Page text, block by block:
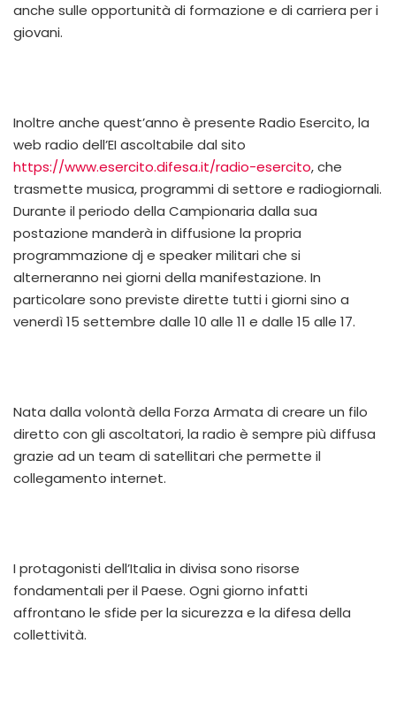
anche sulle opportunità di formazione e di carriera per i
giovani.
Inoltre anche quest’anno è presente Radio Esercito, la
web radio dell’EI ascoltabile dal sito
https://www.esercito.difesa.it/radio-esercito, che
trasmette musica, programmi di settore e radiogiornali.
Durante il periodo della Campionaria dalla sua
postazione manderà in diffusione la propria
programmazione dj e speaker militari che si
alterneranno nei giorni della manifestazione. In
particolare sono previste dirette tutti i giorni sino a
venerdì 15 settembre dalle 10 alle 11 e dalle 15 alle 17.
Nata dalla volontà della Forza Armata di creare un filo
diretto con gli ascoltatori, la radio è sempre più diffusa
grazie ad un team di satellitari che permette il
collegamento internet.
I protagonisti dell’Italia in divisa sono risorse
fondamentali per il Paese. Ogni giorno infatti
affrontano le sfide per la sicurezza e la difesa della
collettività.